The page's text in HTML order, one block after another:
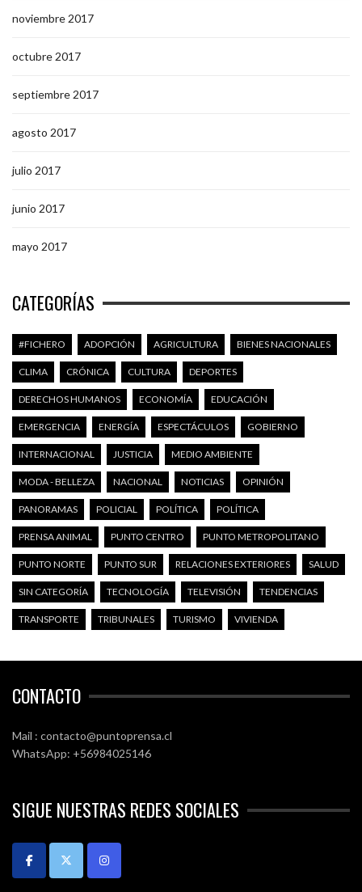
noviembre 2017
octubre 2017
septiembre 2017
agosto 2017
julio 2017
junio 2017
mayo 2017
CATEGORÍAS
#FICHERO ADOPCIÓN AGRICULTURA BIENES NACIONALES
CLIMA CRÓNICA CULTURA DEPORTES
DERECHOS HUMANOS ECONOMÍA EDUCACIÓN
EMERGENCIA ENERGÍA ESPECTÁCULOS GOBIERNO
INTERNACIONAL JUSTICIA MEDIO AMBIENTE
MODA - BELLEZA NACIONAL NOTICIAS OPINIÓN
PANORAMAS POLICIAL POLÍTICA POLÍTICA
PRENSA ANIMAL PUNTO CENTRO PUNTO METROPOLITANO
PUNTO NORTE PUNTO SUR RELACIONES EXTERIORES SALUD
SIN CATEGORÍA TECNOLOGÍA TELEVISIÓN TENDENCIAS
TRANSPORTE TRIBUNALES TURISMO VIVIENDA
CONTACTO
Mail : contacto@puntoprensa.cl
WhatsApp: +56984025146
SIGUE NUESTRAS REDES SOCIALES